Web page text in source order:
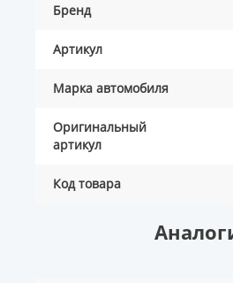
Бренд
Артикул
Марка автомобиля
Оригинальный
артикул
Код товара